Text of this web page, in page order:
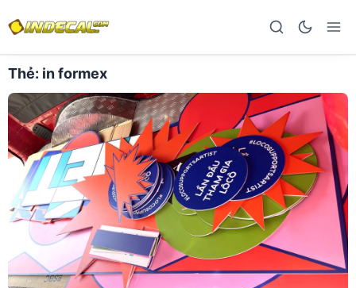
Thẻ: in formex